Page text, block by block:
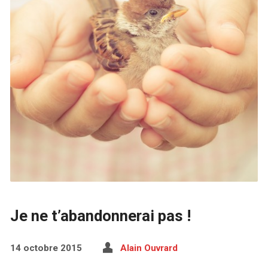
Je ne t’abandonnerai pas !
14 octobre 2015 Alain Ouvrard